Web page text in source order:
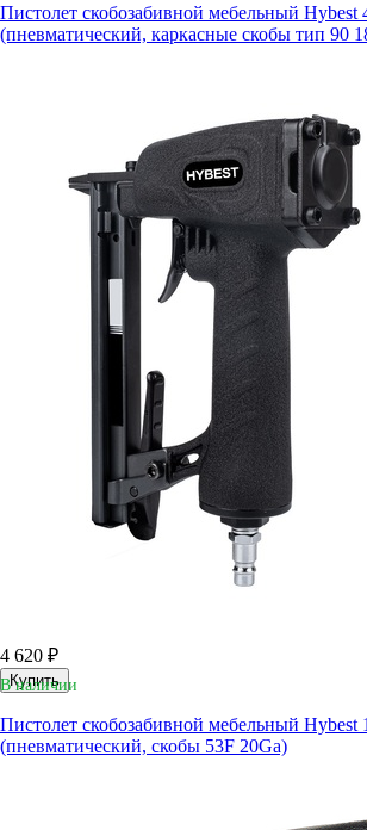
Пистолет скобозабивной мебельный Hybest
(пневматический, каркасные скобы тип 90
4 620 ₽
Купить
В наличии
Пистолет скобозабивной мебельный Hybest
(пневматический, скобы 53F 20Ga)